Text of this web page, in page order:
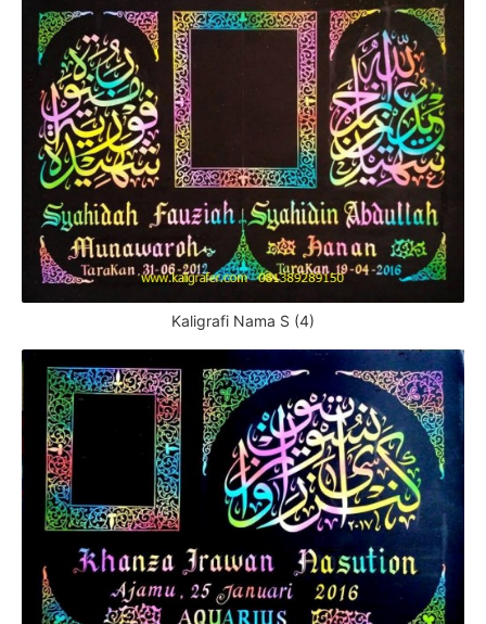
Kaligrafi Nama S (4)